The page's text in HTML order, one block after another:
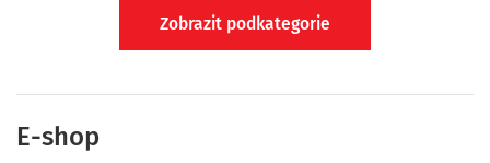
Zobrazit podkategorie
E-shop